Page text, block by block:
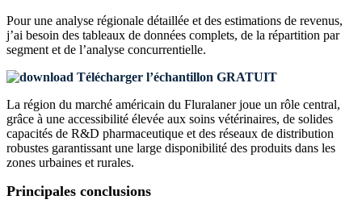
Pour une analyse régionale détaillée et des estimations de revenus,
j’ai besoin des tableaux de données complets, de la répartition par
segment et de l’analyse concurrentielle.
Télécharger l’échantillon GRATUIT
La région du marché américain du Fluralaner joue un rôle central,
grâce à une accessibilité élevée aux soins vétérinaires, de solides
capacités de R&D pharmaceutique et des réseaux de distribution
robustes garantissant une large disponibilité des produits dans les
zones urbaines et rurales.
Principales conclusions